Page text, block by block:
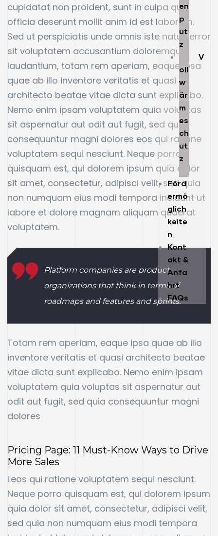
en
p
ut
z
V
oll
w
är
m
es
ch
ut
z
Förd
ermö
glich
keite
n
Kont
akt &
Anfa
hrt
FAQs
cupidatat non proident, sunt in culpa qui
officia deserunt mollit anim id est laborum.
Sed ut perspiciatis unde omnis iste natus error
sit voluptatem accusantium doloremque
laudantium, totam rem aperiam, eaque ipsa
quae ab illo inventore veritatis et quasi
architecto beatae vitae dicta sunt explicabo.
Nemo enim ipsam voluptatem quia voluptas
sit aspernatur aut odit aut fugit, sed quia
consequuntur magni dolores eos qui ratione
voluptatem sequi nesciunt. Neque porro
quisquam est, qui dolorem ipsum quia dolor
sit amet, consectetur, adipisci velit, sed quia
non numquam eius modi tempora incidunt ut
labore et dolore magnam aliquam quaerat
voluptatem.
Platform companies are product
organizations that think in terms of
roadmaps and features and sprints.
Totam rem aperiam, eaque ipsa quae ab illo
inventore veritatis et quasi architecto beatae
vitae dicta sunt explicabo. Nemo enim ipsam
voluptatem quia voluptas sit aspernatur aut
odit aut fugit, sed quia consequuntur magni
dolores
Pricing Page: 11 Must-Know Ways to Drive
More Sales
Leos qui ratione voluptatem sequi nesciunt.
Neque porro quisquam est, qui dolorem ipsum
quia dolor sit amet, consectetur, adipisci velit,
sed quia non numquam eius modi tempora